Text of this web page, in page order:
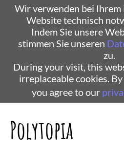
Wir verwenden bei Ihrem
Website technisch
Indem Sie unsere
stimmen Sie unseren
zu.
During your visit, this
irreplaceable cookies.
you agree to our
Polytopia